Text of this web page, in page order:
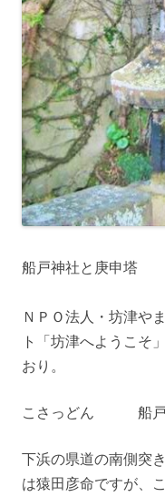
船戸神社と庚申塔
ＮＰＯ法人・坊津や
ト「坊津へようこそ
おり。
こさっどん 船戸
下浜の県道の南側突
は猿田彦命ですが、